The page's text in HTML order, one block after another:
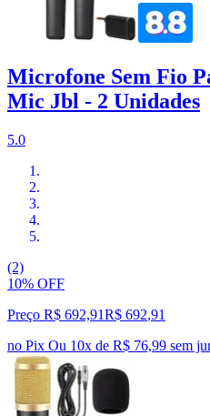
Microfone Sem Fio
Mic Jbl - 2 Unidades
5.0
(2)
10% OFF
Preço R$ 692,91R$ 692,91
no Pix Ou 10x de R$ 76,99 sem